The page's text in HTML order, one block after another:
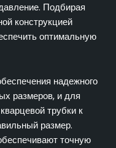
Подбирая
конструкцией
оптимальную
надежного
размеров, и для
трубки к
размер.
точную